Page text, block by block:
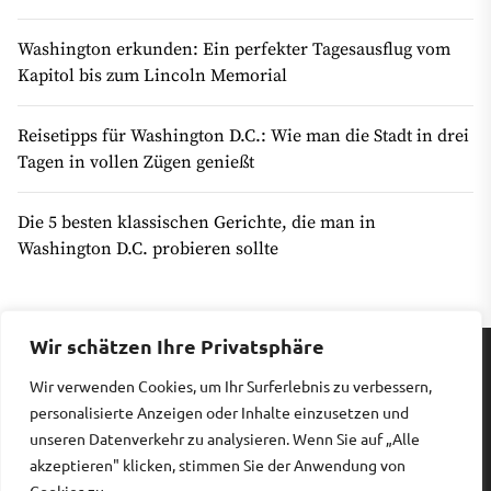
Wir schätzen Ihre Privatsphäre
Wir verwenden Cookies, um Ihr Surferlebnis zu verbessern,
personalisierte Anzeigen oder Inhalte einzusetzen und
unseren Datenverkehr zu analysieren. Wenn Sie auf „Alle
akzeptieren" klicken, stimmen Sie der Anwendung von
Washington erkunden: Ein perfekter Tagesausflug vom
Kapitol bis zum Lincoln Memorial
Reisetipps für Washington D.C.: Wie man die Stadt in drei
Tagen in vollen Zügen genießt
Die 5 besten klassischen Gerichte, die man in
Washington D.C. probieren sollte
Impressum|Datenschutz